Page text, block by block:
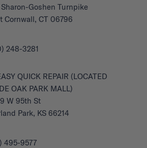
Goshen Turnpike
Cornwall, CT 06796
248-3281
QUICK REPAIR (LOCATED
OAK PARK MALL)
W 95th St
Park, KS 66214
495-9577